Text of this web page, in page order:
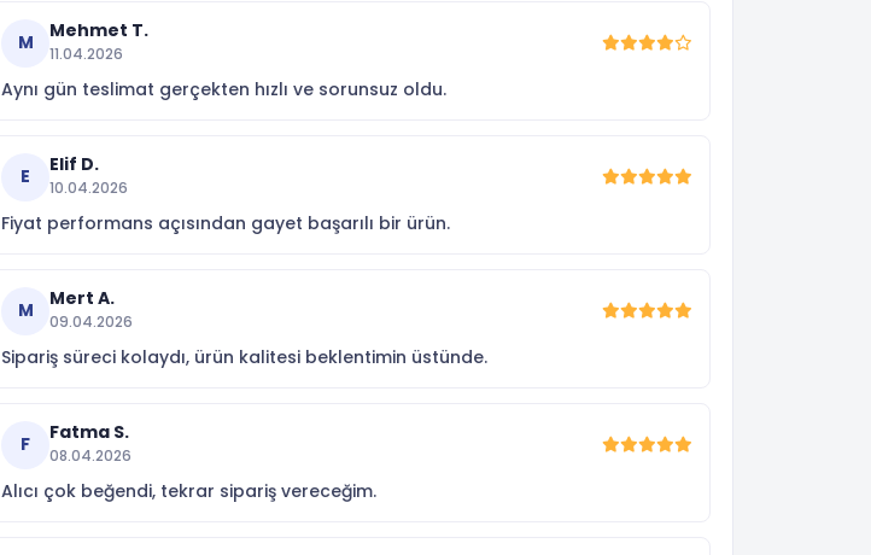
M
Mehmet T.
11.04.2026
Aynı gün teslimat gerçekten hızlı ve sorunsuz oldu.
E
Elif D.
10.04.2026
Fiyat performans açısından gayet başarılı bir ürün.
M
Mert A.
09.04.2026
Sipariş süreci kolaydı, ürün kalitesi beklentimin üstünde.
F
Fatma S.
08.04.2026
Alıcı çok beğendi, tekrar sipariş vereceğim.